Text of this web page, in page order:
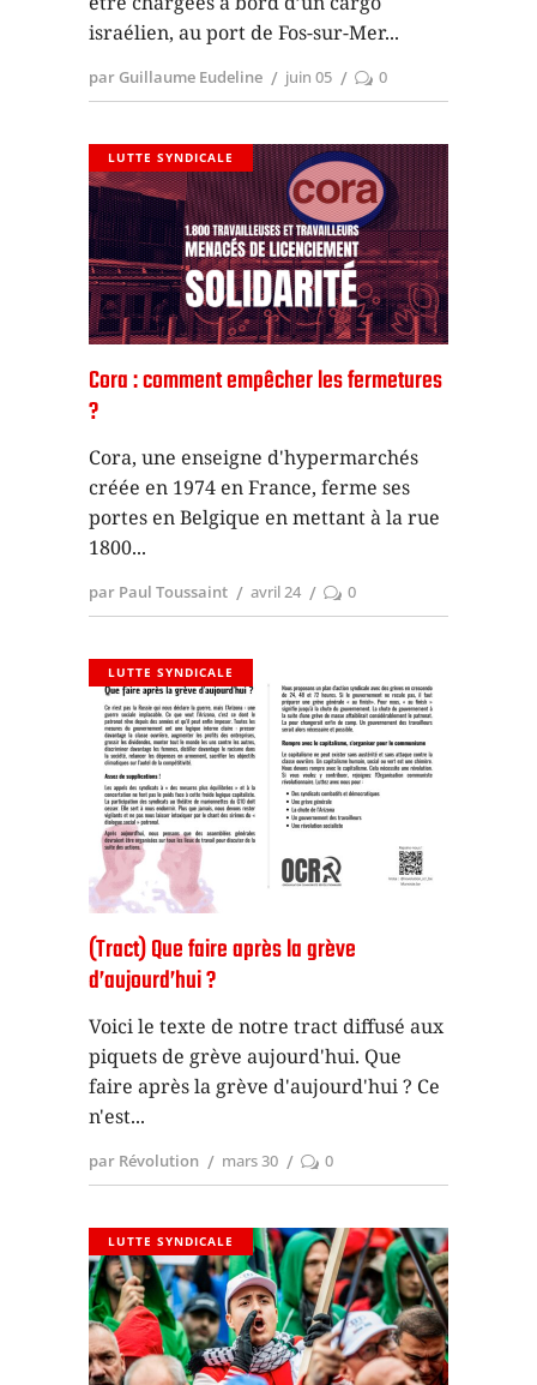
israélien, au port de Fos-sur-Mer
par Guillaume Eudeline juin 05 0
LUTTE SYNDICALE
Cora : comment empêcher les fermetures
?
Cora, une enseigne d'hypermarchés
créée en 1974 en France, ferme ses
portes en Belgique en mettant à la rue
1800
par Paul Toussaint avril 24 0
LUTTE SYNDICALE
(Tract) Que faire après la grève
d’aujourd’hui ?
Voici le texte de notre tract diffusé aux
piquets de grève aujourd'hui. Que
faire après la grève d'aujourd'hui ? Ce
n'est
par Révolution mars 30 0
LUTTE SYNDICALE